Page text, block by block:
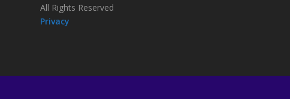
All Rights Reserved
Privacy